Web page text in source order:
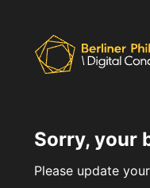
Sorry, your
Please update